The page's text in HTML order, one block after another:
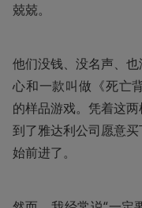
兢兢。
他们没钱、没名声、
心和一款叫做《死亡
的样品游戏。凭着这
到了雅达利公司愿意
始前进了。